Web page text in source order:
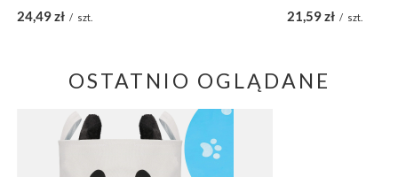
24,49 zł / szt. 21,59 zł / szt.
OSTATNIO OGLĄDANE